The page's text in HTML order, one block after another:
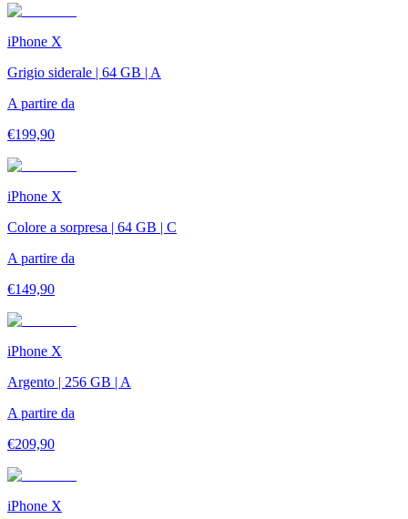
iPhone X
Grigio siderale | 64 GB | A
A partire da
€199,90
iPhone X
Colore a sorpresa | 64 GB | C
A partire da
€149,90
iPhone X
Argento | 256 GB | A
A partire da
€209,90
iPhone X